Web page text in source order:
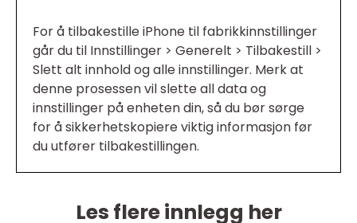
For å tilbakestille iPhone til fabrikkinnstillinger
går du til Innstillinger > Generelt > Tilbakestill >
Slett alt innhold og alle innstillinger. Merk at
denne prosessen vil slette all data og
innstillinger på enheten din, så du bør sørge
for å sikkerhetskopiere viktig informasjon før
du utfører tilbakestillingen.
Les flere innlegg her